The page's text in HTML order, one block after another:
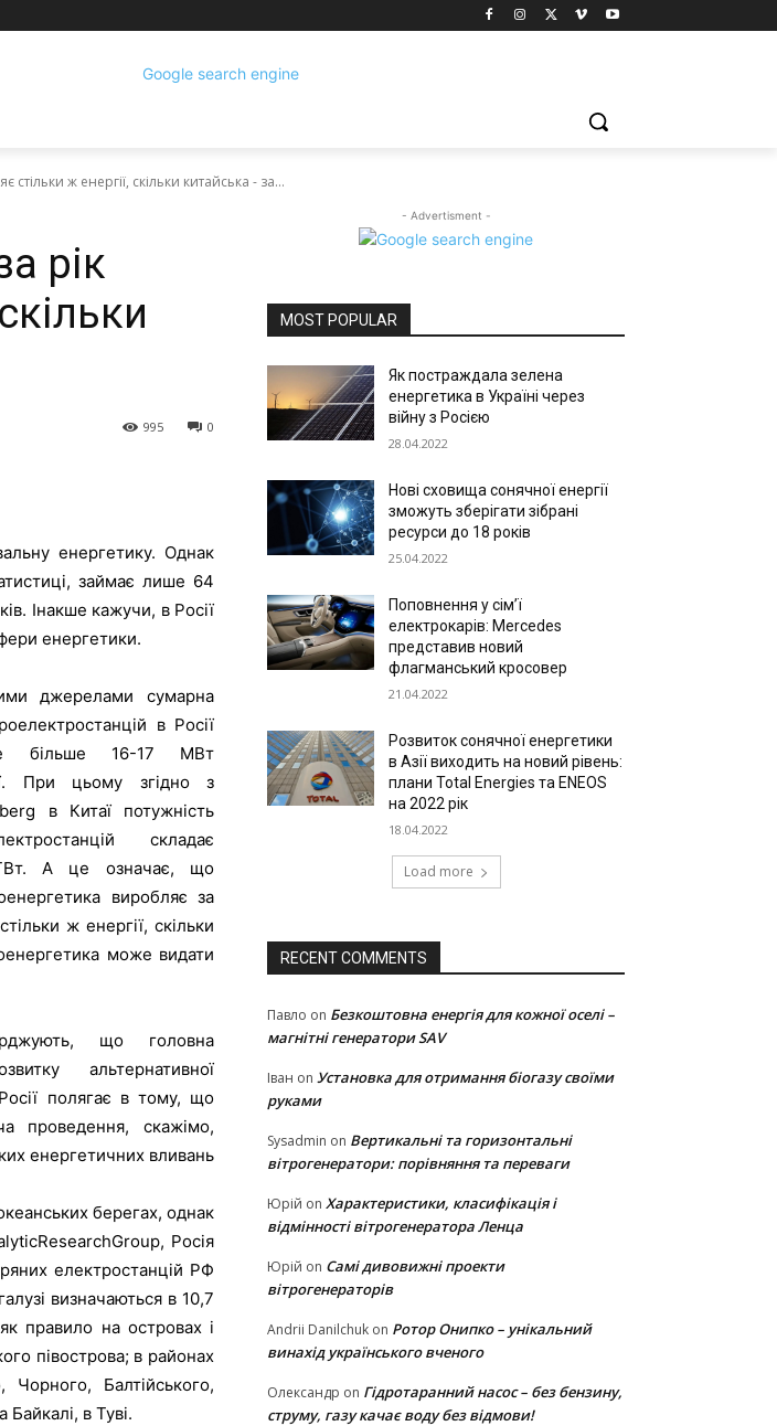
стільки ж енергії, скільки китайська - за...
рік
0
995
енергетику. Однак
займає лише 64
Інакше кажучи, в Росії
енергетики.
джерелами сумарна
в Росії
більше 16-17 МВт
При цьому згідно з
в Китаї потужність
складає
А це означає, що
виробляє за
ж енергії, скільки
може видати
що головна
альтернативної
полягає в тому, що
проведення, скажімо,
енергетичних вливань
берегах, однак
Росія
електростанцій РФ
визначаються в 10,7
правило на островах і
півострова; в районах
Балтійського,
Байкалі, в Туві.
- Advertisment -
MOST POPULAR
Як постраждала зелена
енергетика в Україні через
війну з Росією
28.04.2022
Нові сховища сонячної енергії
зможуть зберігати зібрані
ресурси до 18 років
25.04.2022
Поповнення у сім’ї
електрокарів: Mercedes
представив новий
флагманський кросовер
21.04.2022
Розвиток сонячної енергетики
в Азії виходить на новий рівень:
плани Total Energies та ENEOS
на 2022 рік
18.04.2022
Load more
RECENT COMMENTS
Павло on Безкоштовна енергія для кожної оселі –
магнітні генератори SAV
Іван on Установка для отримання біогазу своїми
руками
Sysadmin on Вертикальні та горизонтальні
вітрогенератори: порівняння та переваги
Юрій on Характеристики, класифікація і
відмінності вітрогенератора Ленца
Юрій on Самі дивовижні проекти
вітрогенераторів
Andrii Danilchuk on Ротор Онипко – унікальний
винахід українського вченого
Олександр on Гідротаранний насос – без бензину,
струму, газу качає воду без відмови!